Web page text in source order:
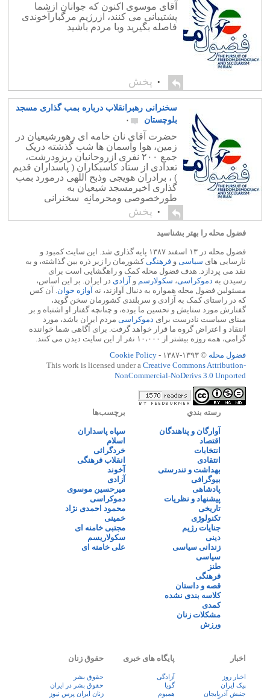
آقای موسوی اکنون که جوانان ازشما
پشتیبانی می کنند، ازرژیم مرگبارآخوندی
فاصله بگیرید وبا مردم باشید
۰ پخش
سخنرانی رهبرانقلاب درباره بمب گذاری مسجد
بلوچستان
۰
حضرت آقای نان خامه ای رهورشیعیان در
زمین، هوا وآسمان ها شب گذشته دریک
جمع ٢٠٠ نفری ازروحانیان ریزودرشت،
تعدادی از ستاد کاسبکاران ( پاسداران قدیم
) ، برادران هویجی وذبح اللهی درمورد بمب
گذاری اخیرمسجد شیعیان به
طورخصوصی ومحرمانه سخنرانی
فرمودند. اتل متل خبرنگارما توانست
دزدکی ویواشکی ازاین شکرپراکنی
وفضولات امام چهاردهم گزارشی به […]
۰ پخش
فضول محله را بهتر بشناسید
فضول محله در ۱۳ اسفند ۱۳۸۷ پایه گذاری شد. این سایت کمبود و
نارسایی های سیاسی و فرهنگیکشورمان را زیر ذره بین گذاشته، و به
نقد می پردازد. هدف فضول محله کمک و راهگشایی است برای
رسیدن به دموکراسی، سکولارسم و آزادی در ایران. بر این اساس،
مسئولین فضول محله همواره به دنبال آوازند، نه آوازه خوان. آن کس
که در راستای کمک به آزادی و سربلندی کشورمان سخن گوید،
گفتارش مورد ستایش و تحسین ما بوده، و چنانچه گفتار او اشتباه و بر
مبنای سیاست نادرست برای دموکراسی مردم ایران باشد، مورد
انتقاد و اعتراض گروه ما قرار خواهد گرفت. برای آگاهی شما خواننده
گرامی، همه روزه بیشتر از ۱۰،۰۰۰ نفر از این سایت دیدن می کنند.
فضول محله © ۱۳۹۳-۱۳۸۷ -
Cookie Policy
This work is licensed under a Creative Commons Attribution-
NonCommercial-NoDerivs 3.0 Unported
رسته بندي
آوارگان و پناهندگان
اقتصاد
انتخابات
انتقادی
بهداشت و تندرستی
بیوگرافی
پادشاهی
پیشنهاد و نظریات
تاریخی
تکنولوژی
جنایات رژیم
دینی
زندانی سیاسی
سیاسی
طنز
فرهنگی
قصه و داستان
کلاسه بندی نشده
کمدی
مشکلات زنان
ورزش
برچسب‌ها
سپاه پاسداران
اسلام
خردگرائی
انقلاب فرهنگی
آخوند
آزادی
میرحسین موسوی
دموکراسی
محمود احمدی نژاد
خمینی
مجتبی خامنه ای
سکولاریسم
علی خامنه ای
اخبار
اخبار روز
پيک ايران
جنبش آذربایجان
پایگاه های خبری
آزادگی
گویا
همبوم
حقوق زنان
حقوق بشر
حقوق بشر در ایران
زنان ايران پرس نيوز